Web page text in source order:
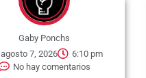
Gaby Ponchs
agosto 7, 2026
6:10 pm
No hay comentarios